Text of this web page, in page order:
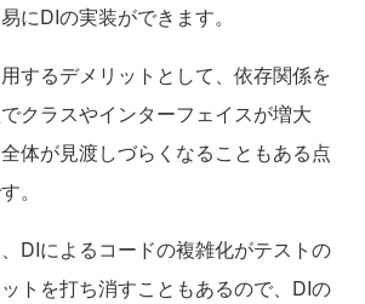
にDIの実装ができます。
するデメリットとして、依存関係を
クラスやインターフェイスが増大
体が見渡しづらくなることもある点
。
DIによるコードの複雑化がテストの
トを打ち消すこともあるので、DIの